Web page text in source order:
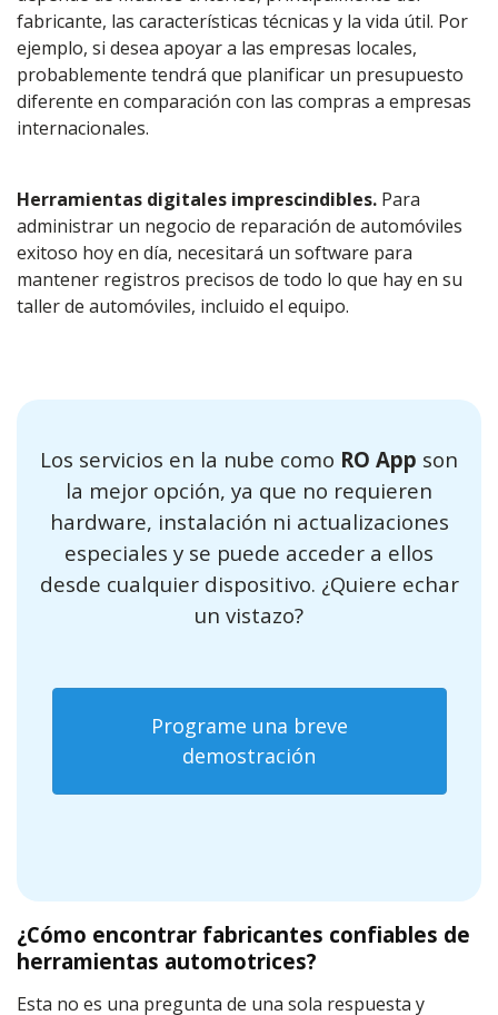
fabricante, las características técnicas y la vida útil. Por
ejemplo, si desea apoyar a las empresas locales,
probablemente tendrá que planificar un presupuesto
diferente en comparación con las compras a empresas
internacionales.
Herramientas digitales imprescindibles. Para
administrar un negocio de reparación de automóviles
exitoso hoy en día, necesitará un software para
mantener registros precisos de todo lo que hay en su
taller de automóviles, incluido el equipo.
Los servicios en la nube como RO App son
la mejor opción, ya que no requieren
hardware, instalación ni actualizaciones
especiales y se puede acceder a ellos
desde cualquier dispositivo. ¿Quiere echar
un vistazo?
Programe una breve
demostración
¿Cómo encontrar fabricantes confiables de
herramientas automotrices?
Esta no es una pregunta de una sola respuesta y